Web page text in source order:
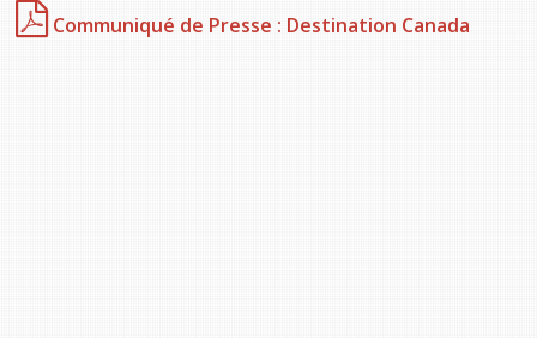
Communiqué de Presse : Destination Canada